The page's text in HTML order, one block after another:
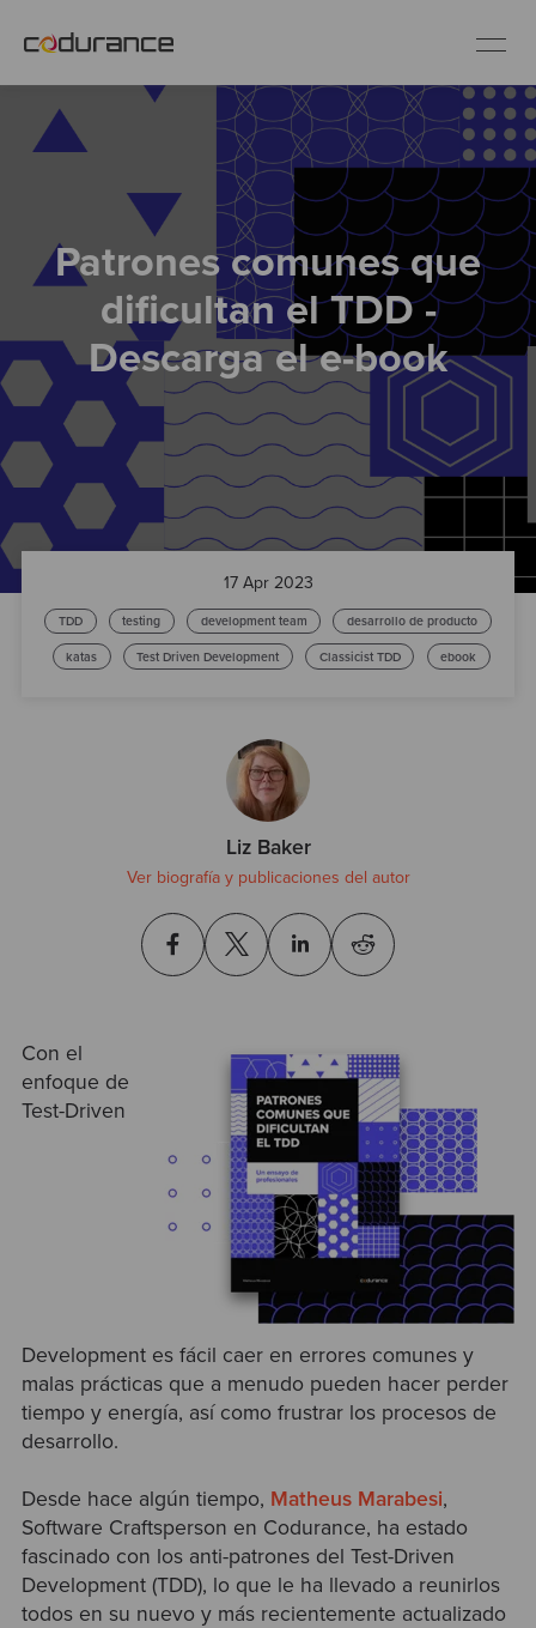
Servicios
Buenas prácticas
Sobre nosotros
Únete al equipo
Test
Patrones comunes que
dificultan el TDD -
Descarga el e-book
17 Apr 2023
TDD testing development team desarrollo de producto
katas Test Driven Development Classicist TDD ebook
Liz Baker
Ver biografía y publicaciones del autor
Con el
enfoque de
Test-Driven
Development es fácil caer en errores comunes y
malas prácticas que a menudo pueden hacer perder
tiempo y energía, así como frustrar los procesos de
desarrollo.
Desde hace algún tiempo, Matheus Marabesi,
Software Craftsperson en Codurance, ha estado
fascinado con los anti-patrones del Test-Driven
Development (TDD), lo que le ha llevado a reunirlos
todos en su nuevo y más recientemente actualizado